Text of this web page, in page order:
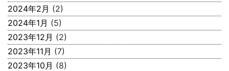
2024年2月 (2)
2024年1月 (5)
2023年12月 (2)
2023年11月 (7)
2023年10月 (8)